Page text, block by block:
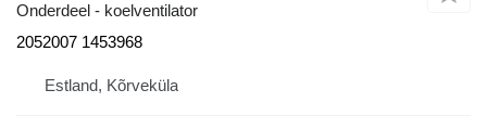
Onderdeel - koelventilator
2052007 1453968
Estland, Kõrveküla